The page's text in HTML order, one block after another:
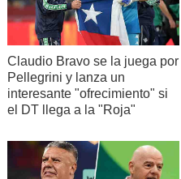
Claudio Bravo se la juega por
Pellegrini y lanza un
interesante "ofrecimiento" si
el DT llega a la "Roja"